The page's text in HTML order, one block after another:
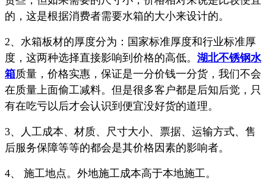
的，这是根据消费者需要水箱的大小来设计的。
2、水箱板材的厚度分为：国家标准厚度和行业标准厚
度，这两种选择直接影响到价格的高低。 湖北不锈钢水
箱质量，价格实惠，保证是一分价钱一分货，我们不会
在质量上面偷工减料。但是很多客户都是后知后觉，只
有在吃亏以后才会认识到便宜没好货的道理。
3、人工成本、材质、尺寸大小、票据、运输方式、售
后服务保障等等的都会是其价格因素的影响者。
4、 施工地点。外地施工成本高于本地施工。